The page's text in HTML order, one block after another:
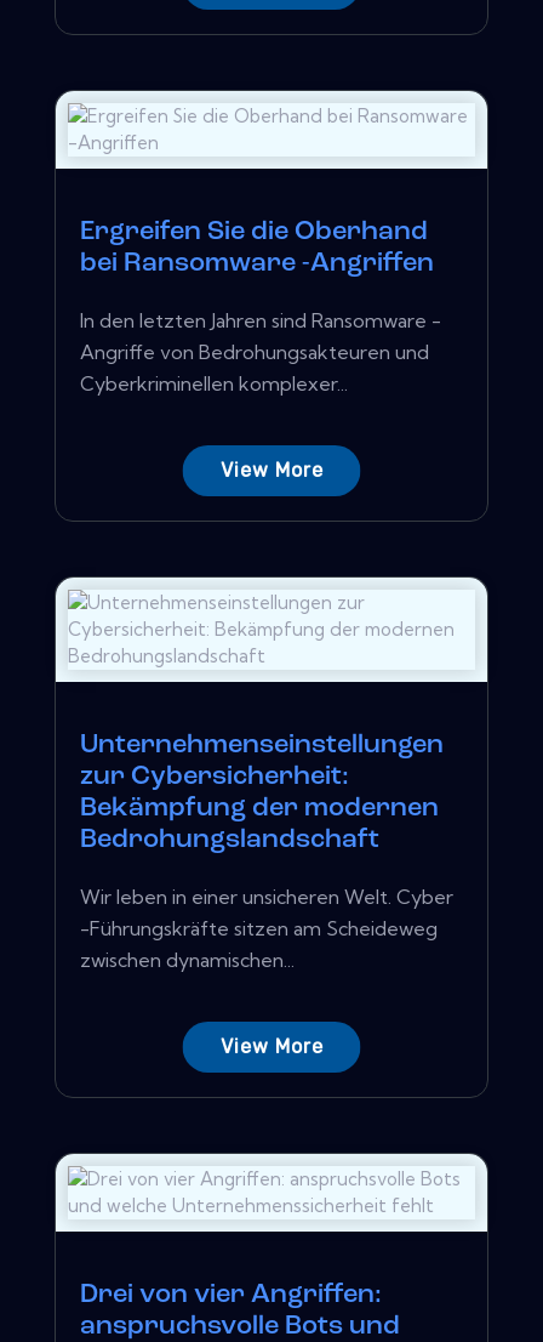
Ergreifen Sie die Oberhand
bei Ransomware -Angriffen
In den letzten Jahren sind Ransomware -
Angriffe von Bedrohungsakteuren und
Cyberkriminellen komplexer...
View More
Unternehmenseinstellungen
zur Cybersicherheit:
Bekämpfung der modernen
Bedrohungslandschaft
Wir leben in einer unsicheren Welt. Cyber ​​
-Führungskräfte sitzen am Scheideweg
zwischen dynamischen...
View More
Drei von vier Angriffen:
anspruchsvolle Bots und